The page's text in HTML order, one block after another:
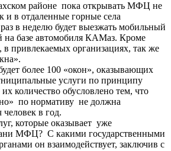
районе пока открывать МФЦ не
и в отдаленные горные села
в неделю будет выезжать мобильный
базе автомобиля КАМаз. Кроме
привлекаемых организациях, так же
более 100 «окон», оказывающих
услуги по принципу
количество обусловлено тем, что
по нормативу не должна
в год.
которые оказывает уже
МФЦ? С какими государственными
он взаимодействует, заключив с